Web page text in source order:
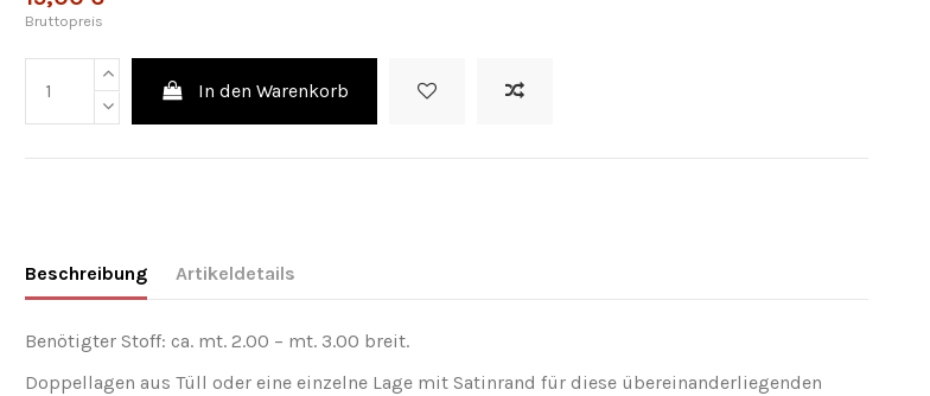
Bruttopreis
In den Warenkorb
Beschreibung Artikeldetails
Benötigter Stoff: ca. mt. 2.00 – mt. 3.00 breit.
Doppellagen aus Tüll oder eine einzelne Lage mit Satinrand für diese übereinanderliegenden